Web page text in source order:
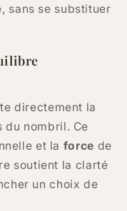
sans se substituer
directement la
du nombril. Ce
et la force de
soutient la clarté
un choix de